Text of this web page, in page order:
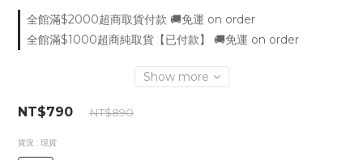
全館滿$2000超商取貨付款 🚚免運 on order
全館滿$1000超商純取貨【已付款】 🚚免運 on order
Show more
NT$790 NT$890
貨況 : 現貨